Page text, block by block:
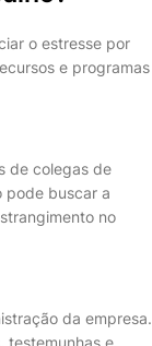
o estresse por
e programas
de colegas de
pode buscar a
no
da empresa.
testemunhas e